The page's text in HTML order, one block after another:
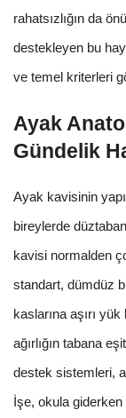
rahatsızlığın da
destekleyen bu
ve temel kriterleri
Ayak
Gündelik
Ayak kavisinin
bireylerde
kavisi normalden
standart, dümdüz
kaslarına aşırı
ağırlığın tabana
destek sistemleri,
İşe, okula